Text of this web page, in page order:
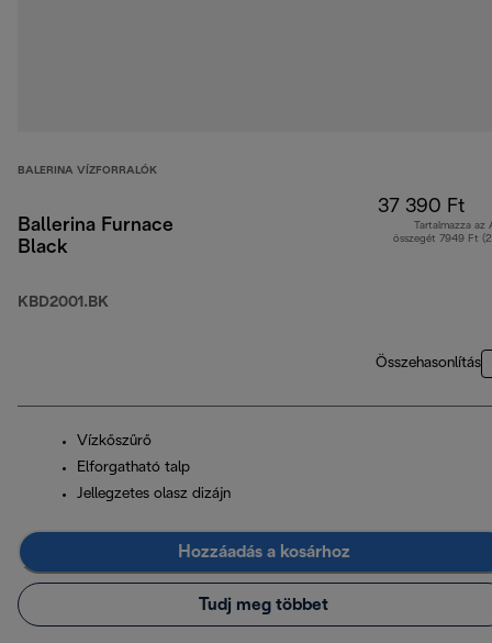
BALERINA VÍZFORRALÓK
Ballerina Furnace
Black
KBD2001.BK
37 390 Ft
Tartalmazza az
összegét 7949 Ft
Összehasonlítás
Vízkőszűrő
Elforgatható talp
Jellegzetes olasz dizájn
Hozzáadás a kosárhoz
Tudj meg többet